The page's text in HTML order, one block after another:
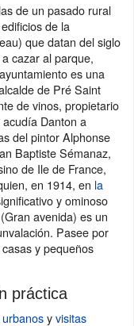
de un pasado rural
de la
que datan del siglo
cazar al parque,
es una
de Pré Saint
de vinos, propietario
Danton a
del pintor Alphonse
Baptiste Sémanaz,
de Ile de France,
en 1914, en la
y ominoso
avenida) es un
Pasee por
y pequeños
práctica
yvisitas